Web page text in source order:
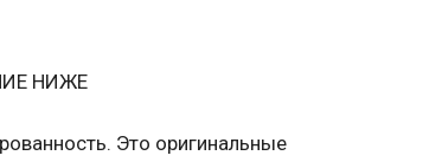
НИЖЕ
Это оригинальные